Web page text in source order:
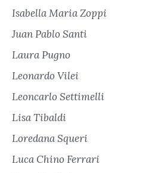
Isabella Maria Zoppi
Juan Pablo Santi
Laura Pugno
Leonardo Vilei
Leoncarlo Settimelli
Lisa Tibaldi
Loredana Squeri
Luca Chino Ferrari